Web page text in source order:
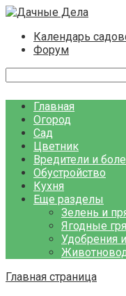
Перейти
контентуКалендарь
Форум
Главная
Огород
Сад
Цветник
Вредители и
Обустройство
Кухня
Еще разделы
Зелень и
Ягодные
Удобрения
Главная страница